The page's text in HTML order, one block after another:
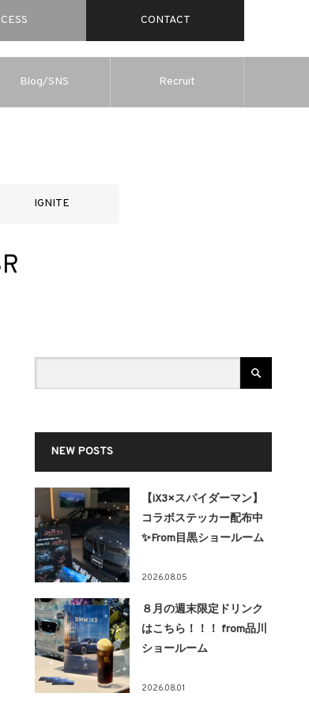
CONTACT
Blog/SNS Recruit
IGNITE
NEW POSTS
【iX3×スパイダーマン】
コラボステッカー配布中
✨From目黒ショールーム
2026.08.05
８月の週末限定ドリンク
はこちら！！！ from品川
ショールーム
2026.08.01